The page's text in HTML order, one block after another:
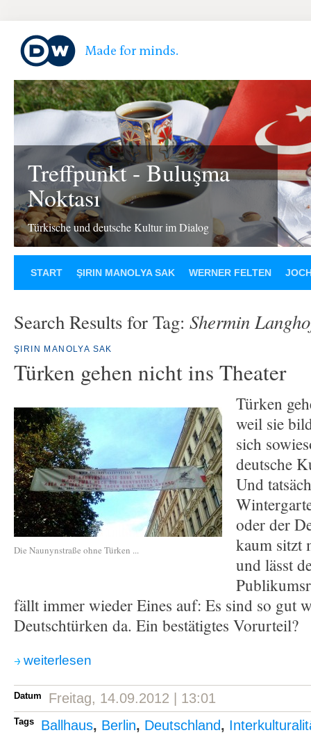
Treffpunkt - Buluşma
Noktası
Türkische und deutsche Kultur im Dialog
START ŞIRIN MANOLYA SAK WERNER FELTEN
Search Results for Tag: Shermin
ŞIRIN MANOLYA SAK
Türken gehen nicht ins Theater
Die Naunynstraße ohne Türken ...
Türken
weil sie
sich
deutsche
Und
oder der
kaum sitzt
und lässt
fällt immer wieder Eines auf: Es sind so gut
Deutschtürken da. Ein bestätigtes Vorurteil?
weiterlesen
Datum Freitag, 14.09.2012 | 13:01
Tags Ballhaus, Berlin, Deutschland,